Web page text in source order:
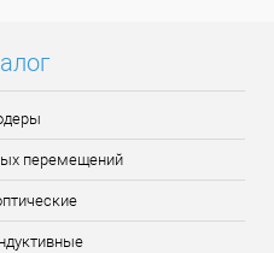
перемещений